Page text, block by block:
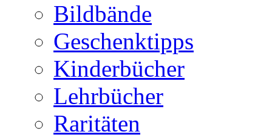
Bildbände
Geschenktipps
Kinderbücher
Lehrbücher
Raritäten